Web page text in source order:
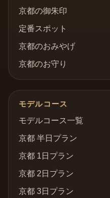
京都の御朱印
定番スポット
京都のおみやげ
京都のお守り
モデルコース
モデルコース一覧
京都 半日プラン
京都 1日プラン
京都 2日プラン
京都 3日プラン